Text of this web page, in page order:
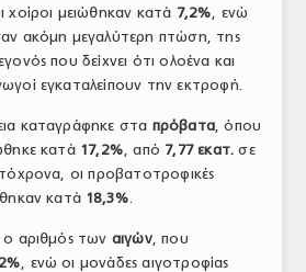
χοίροι μειώθηκαν κατά 7,2%, ενώ
ακόμη μεγαλύτερη πτώση, της
που δείχνει ότι ολοένα και
εγκαταλείπουν την εκτροφή.
καταγράφηκε στα πρόβατα, όπου
κατά 17,2%, από 7,77 εκατ. σε
οι προβατοτροφικές
κατά 18,3%.
ο αριθμός των αιγών, που
, ενώ οι μονάδες αιγοτροφίας